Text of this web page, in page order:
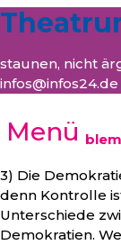
staunen, nicht
infos@infos24.de
Menü
Die drei
3) Die
denn Kontrolle
Unterschiede
Demokratien.